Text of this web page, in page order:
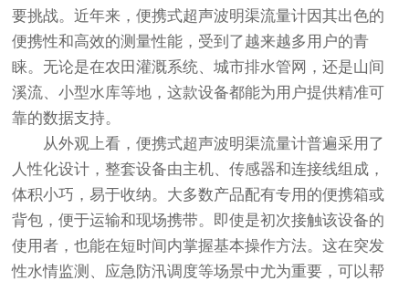
要挑战。近年来，便携式超声波明渠流量计因其出色的
便携性和高效的测量性能，受到了越来越多用户的青
睐。无论是在农田灌溉系统、城市排水管网，还是山间
溪流、小型水库等地，这款设备都能为用户提供精准可
靠的数据支持。
从外观上看，便携式超声波明渠流量计普遍采用了
人性化设计，整套设备由主机、传感器和连接线组成，
体积小巧，易于收纳。大多数产品配有专用的便携箱或
背包，便于运输和现场携带。即使是初次接触该设备的
使用者，也能在短时间内掌握基本操作方法。这在突发
性水情监测、应急防汛调度等场景中尤为重要，可以帮